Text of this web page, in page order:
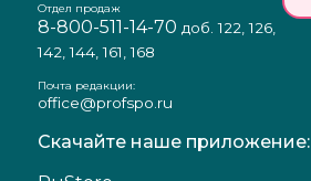
Отдел продаж
8-800-511-14-70 доб. 122, 126,
142, 144, 161, 168
Почта редакции:
office@profspo.ru
Скачайте наше приложение: